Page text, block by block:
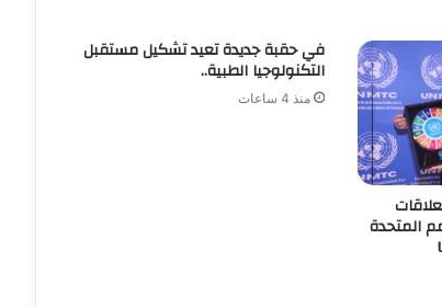
المتحدة
في حقبة جديدة تعيد تشكيل مستقبل
التكنولوجيا الطبية..
منذ 4 ساعات